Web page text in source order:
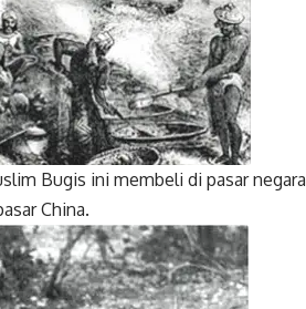
Bugis ini membeli di pasar negara
China.
Gmail